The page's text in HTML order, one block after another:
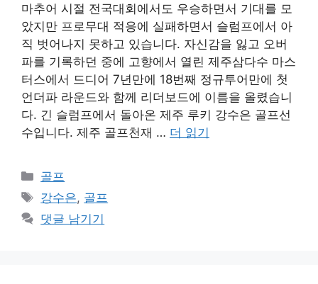
마추어 시절 전국대회에서도 우승하면서 기대를 모
았지만 프로무대 적응에 실패하면서 슬럼프에서 아
직 벗어나지 못하고 있습니다. 자신감을 잃고 오버
파를 기록하던 중에 고향에서 열린 제주삼다수 마스
터스에서 드디어 7년만에 18번째 정규투어만에 첫
언더파 라운드와 함께 리더보드에 이름을 올렸습니
다. 긴 슬럼프에서 돌아온 제주 루키 강수은 골프선
수입니다. 제주 골프천재 … 더 읽기
카
테
고
리
골프
태
그
강수은, 골프
댓글 남기기